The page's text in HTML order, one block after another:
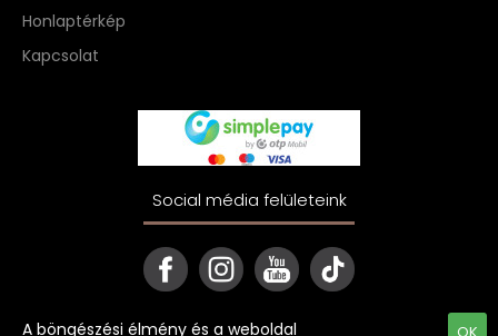
Honlaptérkép
Kapcsolat
Social média felületeink
A böngészési élmény és a weboldal